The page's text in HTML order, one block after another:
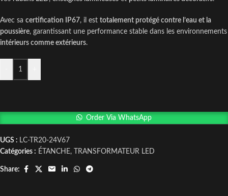
Avec sa certification IP67, il est totalement protégé contre l’eau et la
poussière, garantissant une performance stable dans les environnements
intérieurs comme extérieurs.
Order Via WhatsApp
UGS : LC-TR20-24V67
Catégories : ÉTANCHE, TRANSFORMATEUR LED
Share: